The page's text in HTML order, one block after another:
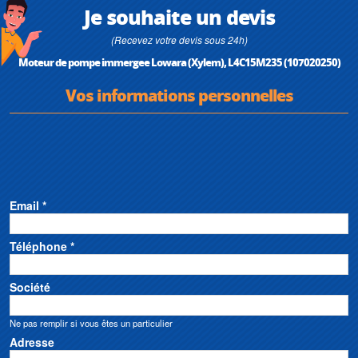
• Fonctionnement horizontal possible pourvu que la pompe puisse
appliquer une poussée axiale de 100 N sur toute la plage de
fonctionnement
Je souhaite un devis
(Recevez votre devis sous 24h)
Moteur de pompe immergee Lowara (Xylem), L4C15M235 (107020250)
Vos informations personnelles
Email *
Téléphone *
Société
Ne pas remplir si vous êtes un particulier
Adresse